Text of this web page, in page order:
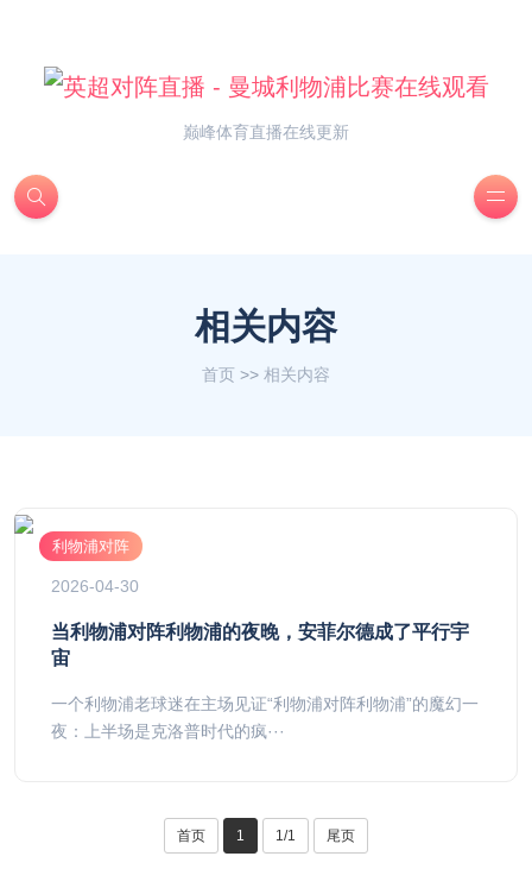
巅峰体育直播在线更新
相关内容
首页 >> 相关内容
利物浦对阵
2026-04-30
当利物浦对阵利物浦的夜晚，安菲尔德成了平行宇
宙
一个利物浦老球迷在主场见证“利物浦对阵利物浦”的魔幻一
夜：上半场是克洛普时代的疯···
首页 1 1/1 尾页